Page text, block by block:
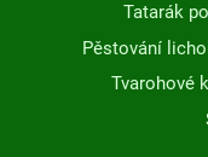
Tatarák
Pěstování
Tvarohové